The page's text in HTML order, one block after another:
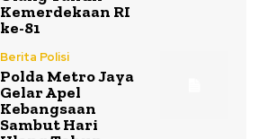
Kemerdekaan RI
ke-81
Berita Polisi
Polda Metro Jaya
Gelar Apel
Kebangsaan
Sambut Hari